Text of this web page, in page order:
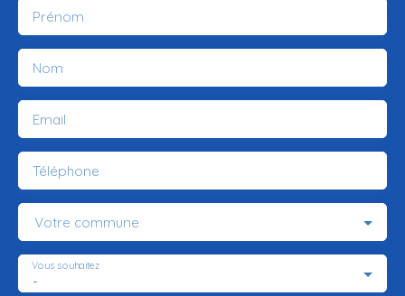
Prénom
Nom
Email
Téléphone
Votre commune
-
Vous souhaitez